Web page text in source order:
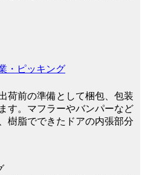
・ピッキング
荷前の準備として梱包、包装
す。マフラーやバンパーなど
樹脂でできたドアの内張部分